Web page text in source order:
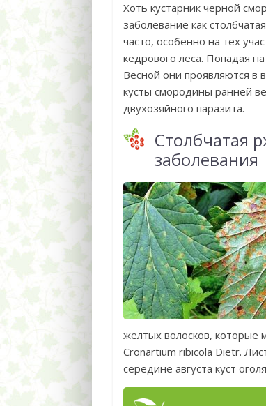
Хоть кустарник черной
заболевание как
часто, особенно на тех
кедрового леса. Попадая
Весной они проявляются в
кусты смородины ранней
двухозяйного паразита.
Столбчатая
заболевания
желтых волосков, которые
Cronartium ribicola Dietr.
середине августа куст